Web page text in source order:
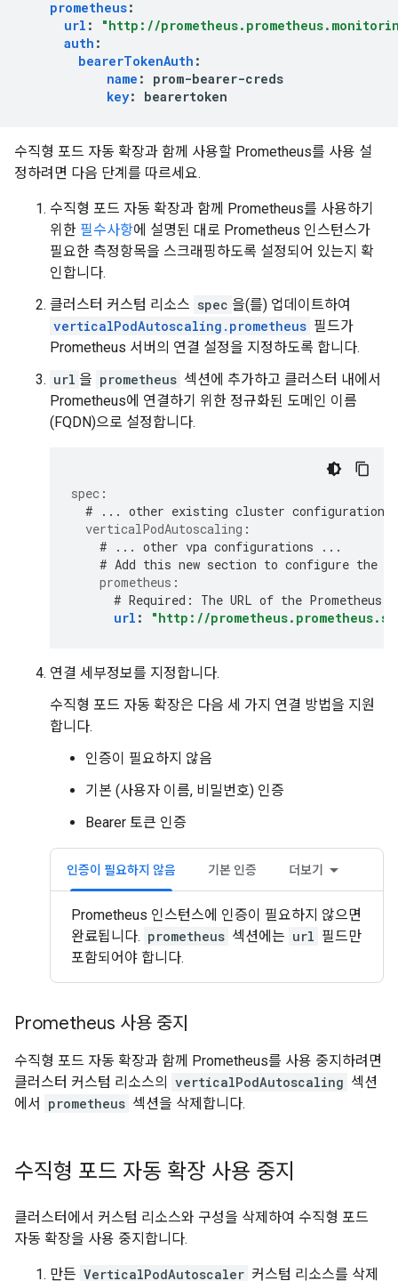
prometheus:
url :
"http://
auth :
bearerTokenAuth :
name :
prom-bearer-creds
key: bearertoken
수직형 포드 자동 확장과 함께 사용할 Prometheus를 사용 설
정하려면 다음 단계를 따르세요.
수직형 포드 자동 확장과 함께 Prometheus를 사용하기
위한 필수사항에 설명된 대로 Prometheus 인스턴스가
필요한 측정항목을 스크래핑하도록 설정되어 있는지 확
인합니다.
클러스터 커스텀 리소스 spec 을(를) 업데이트하여
verticalPodAutoscaling.prometheus 필드가
Prometheus 서버의 연결 설정을 지정하도록 합니다.
url 을 prometheus 섹션에 추가하고 클러스터 내에서
Prometheus에 연결하기 위한 정규화된 도메인 이름
(FQDN)으로 설정합니다.
spec :
# ... other existing cluster
verticalPodAutoscaling :
# ... other vpa configurations ...
# Add this new section to configure the
prometheus :
# Required: The URL of the Prometheus
url : "http://
연결 세부정보를 지정합니다.
수직형 포드 자동 확장은 다음 세 가지 연결 방법을 지원
합니다.
인증이 필요하지 않음
기본 (사용자 이름, 비밀번호) 인증
Bearer 토큰 인증
인증이 필요하지 않음 기본 인증 더보기
Prometheus 인스턴스에 인증이 필요하지 않으면
완료됩니다. prometheus 섹션에는 url 필드만
포함되어야 합니다.
Prometheus 사용 중지
수직형 포드 자동 확장과 함께 Prometheus를 사용 중지하려면
클러스터 커스텀 리소스의
verticalPodAutoscaling 섹션
에서
prometheus 섹션을 삭제합니다.
수직형 포드 자동 확장 사용 중지
클러스터에서 커스텀 리소스와 구성을 삭제하여 수직형 포드
자동 확장을 사용 중지합니다.
만든 VerticalPodAutoscaler 커스텀 리소스를 삭제